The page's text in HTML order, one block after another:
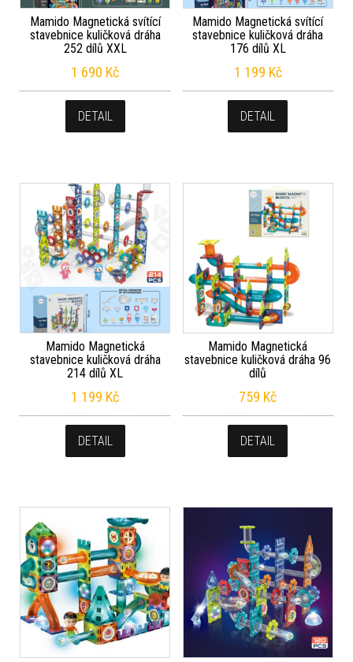
Mamido Magnetická svítící
stavebnice kuličková dráha
252 dílů XXL
1 690 Kč
DETAIL
Mamido Magnetická svítící
stavebnice kuličková dráha
176 dílů XL
1 199 Kč
DETAIL
Mamido Magnetická
stavebnice kuličková dráha
214 dílů XL
1 199 Kč
DETAIL
Mamido Magnetická
stavebnice kuličková dráha 96
dílů
759 Kč
DETAIL